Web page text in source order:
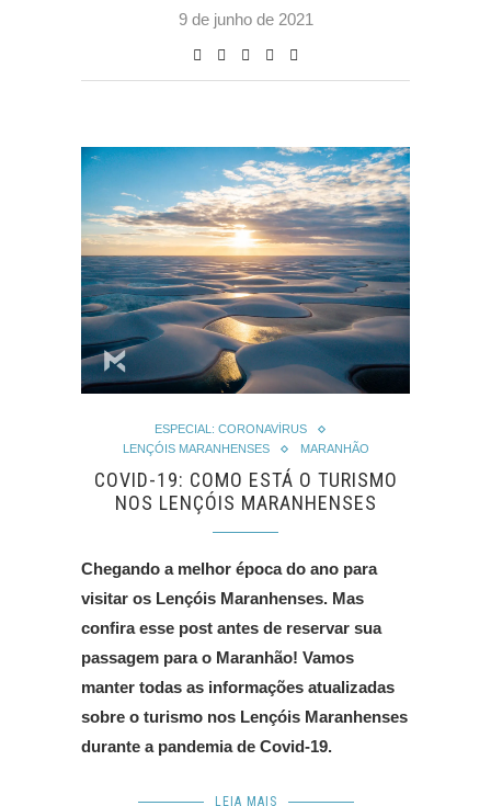
9 de junho de 2021
ESPECIAL: CORONAVÍRUS
LENÇÓIS MARANHENSES
MARANHÃO
COVID-19: COMO ESTÁ O TURISMO
NOS LENÇÓIS MARANHENSES
Chegando a melhor época do ano para
visitar os Lençóis Maranhenses. Mas
confira esse post antes de reservar sua
passagem para o Maranhão! Vamos
manter todas as informações atualizadas
sobre o turismo nos Lençóis Maranhenses
durante a pandemia de Covid-19.
LEIA MAIS